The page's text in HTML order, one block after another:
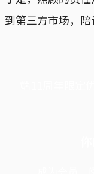
到第三方市场，陪